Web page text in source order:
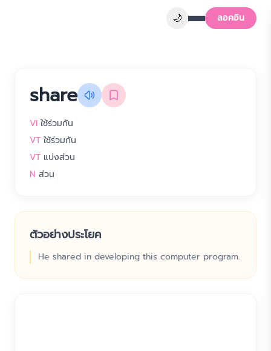
🌙 ลอคอิน
share
VI ใช้ร่วมกัน
VT ใช้ร่วมกัน
VT แบ่งส่วน
N ส่วน
ตัวอย่างประโยค
He shared in developing this computer program.